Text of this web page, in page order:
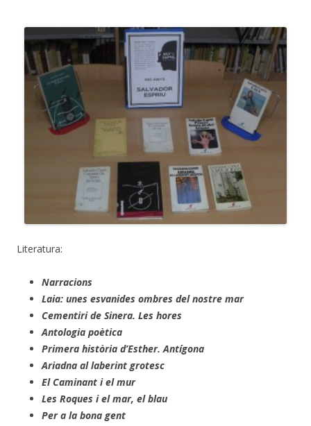
Literatura:
Narracions
Laia: unes esvanides ombres del nostre mar
Cementiri de Sinera. Les hores
Antologia poètica
Primera història d’Esther. Antígona
Ariadna al laberint grotesc
El Caminant i el mur
Les Roques i el mar, el blau
Per a la bona gent